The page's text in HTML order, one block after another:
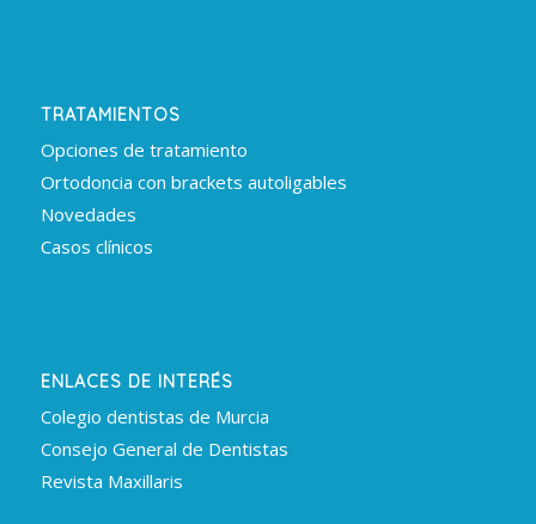
TRATAMIENTOS
Opciones de tratamiento
Ortodoncia con brackets autoligables
Novedades
Casos clínicos
ENLACES DE INTERÉS
Colegio dentistas de Murcia
Consejo General de Dentistas
Revista Maxillaris